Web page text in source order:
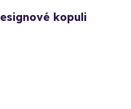
kopuli